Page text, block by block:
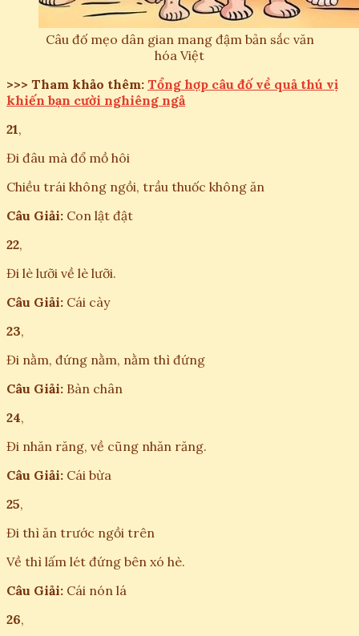
Câu đố mẹo dân gian mang đậm bản sắc văn
hóa Việt
>>> Tham khảo thêm: Tổng hợp câu đố về quả thú vị
khiến bạn cười nghiêng ngả
21,
Đi đâu mà đổ mồ hôi
Chiều trái không ngồi, trầu thuốc không ăn
Câu Giải: Con lật đật
22,
Đi lè lưỡi về lè lưỡi.
Câu Giải: Cái cày
23,
Đi nằm, đứng nằm, nằm thì đứng
Câu Giải: Bàn chân
24,
Đi nhăn răng, về cũng nhăn răng.
Câu Giải: Cái bừa
25,
Đi thì ăn trước ngồi trên
Về thì lấm lét đứng bên xó hè.
Câu Giải: Cái nón lá
26,